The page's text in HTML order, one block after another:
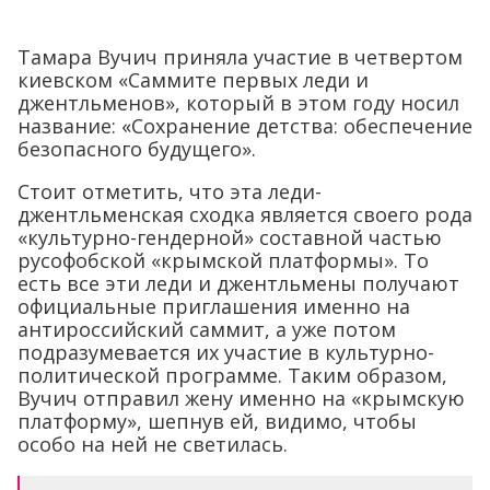
Тамара Вучич приняла участие в четвертом
киевском «Саммите первых леди и
джентльменов», который в этом году носил
название: «Сохранение детства: обеспечение
безопасного будущего».
Стоит отметить, что эта леди-
джентльменская сходка является своего рода
«культурно-гендерной» составной частью
русофобской «крымской платформы». То
есть все эти леди и джентльмены получают
официальные приглашения именно на
антироссийский саммит, а уже потом
подразумевается их участие в культурно-
политической программе. Таким образом,
Вучич отправил жену именно на «крымскую
платформу», шепнув ей, видимо, чтобы
особо на ней не светилась.